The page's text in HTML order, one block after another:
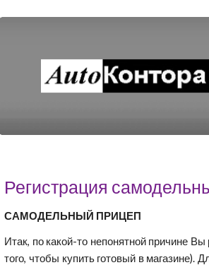
Регистрация
САМОДЕЛЬНЫЙ ПРИЦЕП
Итак, по какой-то непонятной причине
того, чтобы купить готовый в